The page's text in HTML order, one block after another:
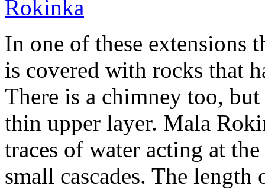
In one of these extensions
is covered with rocks that
There is a chimney too,
thin upper layer. Mala
traces of water acting at
small cascades. The